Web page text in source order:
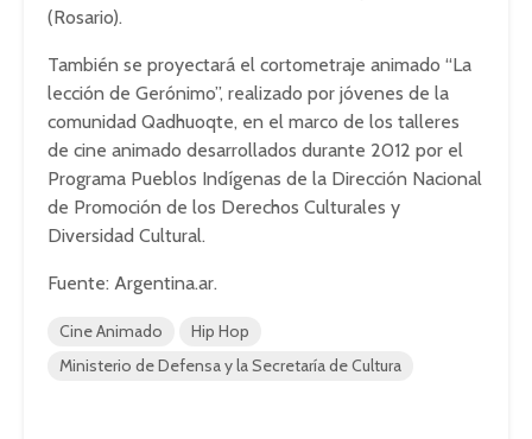
(Rosario).
También se proyectará el cortometraje animado “La
lección de Gerónimo”, realizado por jóvenes de la
comunidad Qadhuoqte, en el marco de los talleres
de cine animado desarrollados durante 2012 por el
Programa Pueblos Indígenas de la Dirección Nacional
de Promoción de los Derechos Culturales y
Diversidad Cultural.
Fuente: Argentina.ar.
Cine Animado
Hip Hop
Ministerio de Defensa y la Secretaría de Cultura